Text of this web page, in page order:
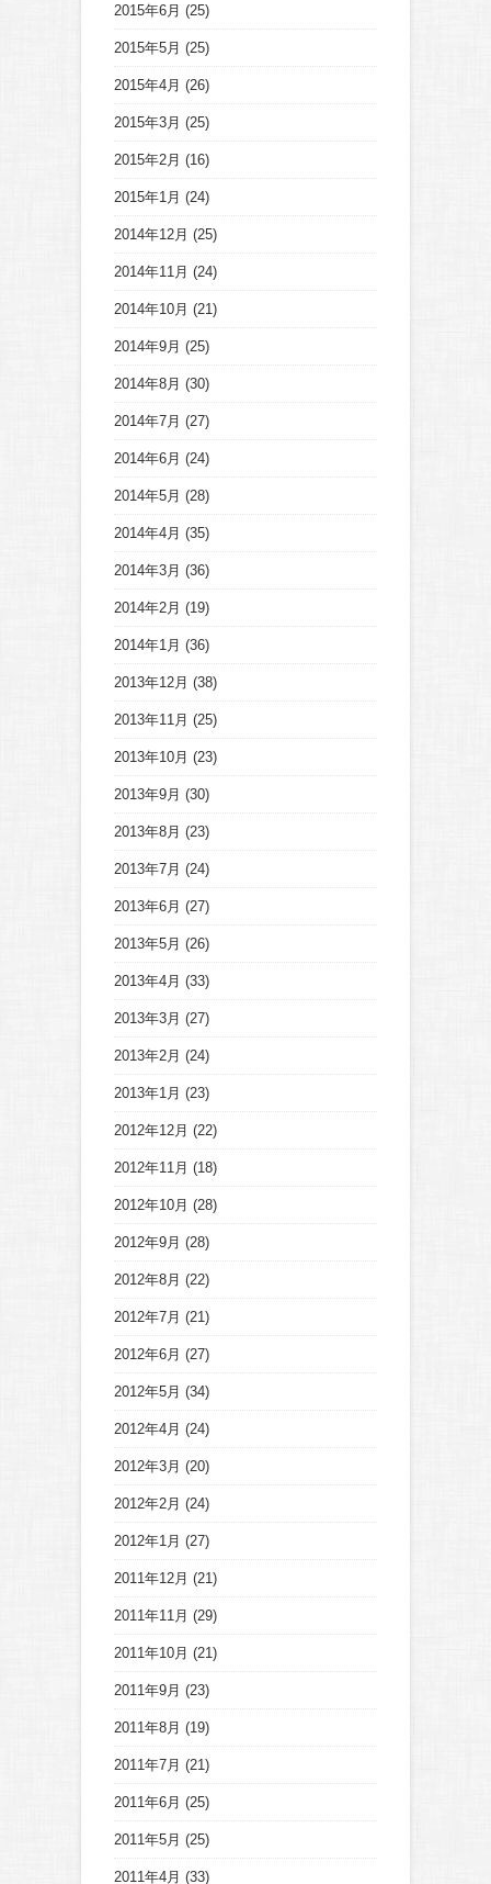
2015年6月 (25)
2015年5月 (25)
2015年4月 (26)
2015年3月 (25)
2015年2月 (16)
2015年1月 (24)
2014年12月 (25)
2014年11月 (24)
2014年10月 (21)
2014年9月 (25)
2014年8月 (30)
2014年7月 (27)
2014年6月 (24)
2014年5月 (28)
2014年4月 (35)
2014年3月 (36)
2014年2月 (19)
2014年1月 (36)
2013年12月 (38)
2013年11月 (25)
2013年10月 (23)
2013年9月 (30)
2013年8月 (23)
2013年7月 (24)
2013年6月 (27)
2013年5月 (26)
2013年4月 (33)
2013年3月 (27)
2013年2月 (24)
2013年1月 (23)
2012年12月 (22)
2012年11月 (18)
2012年10月 (28)
2012年9月 (28)
2012年8月 (22)
2012年7月 (21)
2012年6月 (27)
2012年5月 (34)
2012年4月 (24)
2012年3月 (20)
2012年2月 (24)
2012年1月 (27)
2011年12月 (21)
2011年11月 (29)
2011年10月 (21)
2011年9月 (23)
2011年8月 (19)
2011年7月 (21)
2011年6月 (25)
2011年5月 (25)
2011年4月 (33)